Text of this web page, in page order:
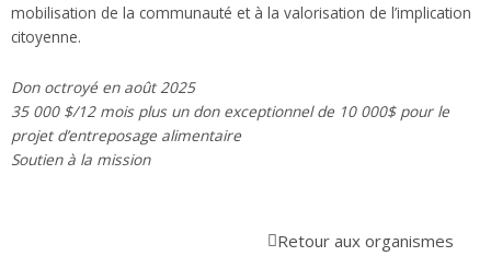
mobilisation de la communauté et à la valorisation de l’implication
citoyenne.
Don octroyé en août 2025
35 000 $/12 mois plus un don exceptionnel de 10 000$ pour le
projet d’entreposage alimentaire
Soutien à la mission
Retour aux organismes